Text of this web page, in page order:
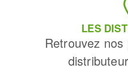
LES
Retrouvez